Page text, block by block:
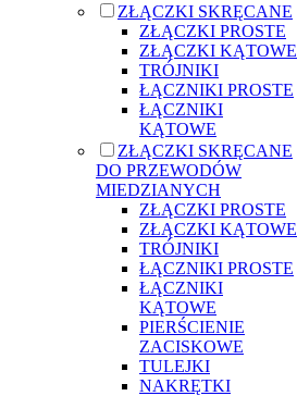
ZŁĄCZKI SKRĘCANE
ZŁĄCZKI PROSTE
ZŁĄCZKI KĄTOWE
TRÓJNIKI
ŁĄCZNIKI PROSTE
ŁĄCZNIKI
KĄTOWE
ZŁĄCZKI SKRĘCANE
DO PRZEWODÓW
MIEDZIANYCH
ZŁĄCZKI PROSTE
ZŁĄCZKI KĄTOWE
TRÓJNIKI
ŁĄCZNIKI PROSTE
ŁĄCZNIKI
KĄTOWE
PIERŚCIENIE
ZACISKOWE
TULEJKI
NAKRĘTKI